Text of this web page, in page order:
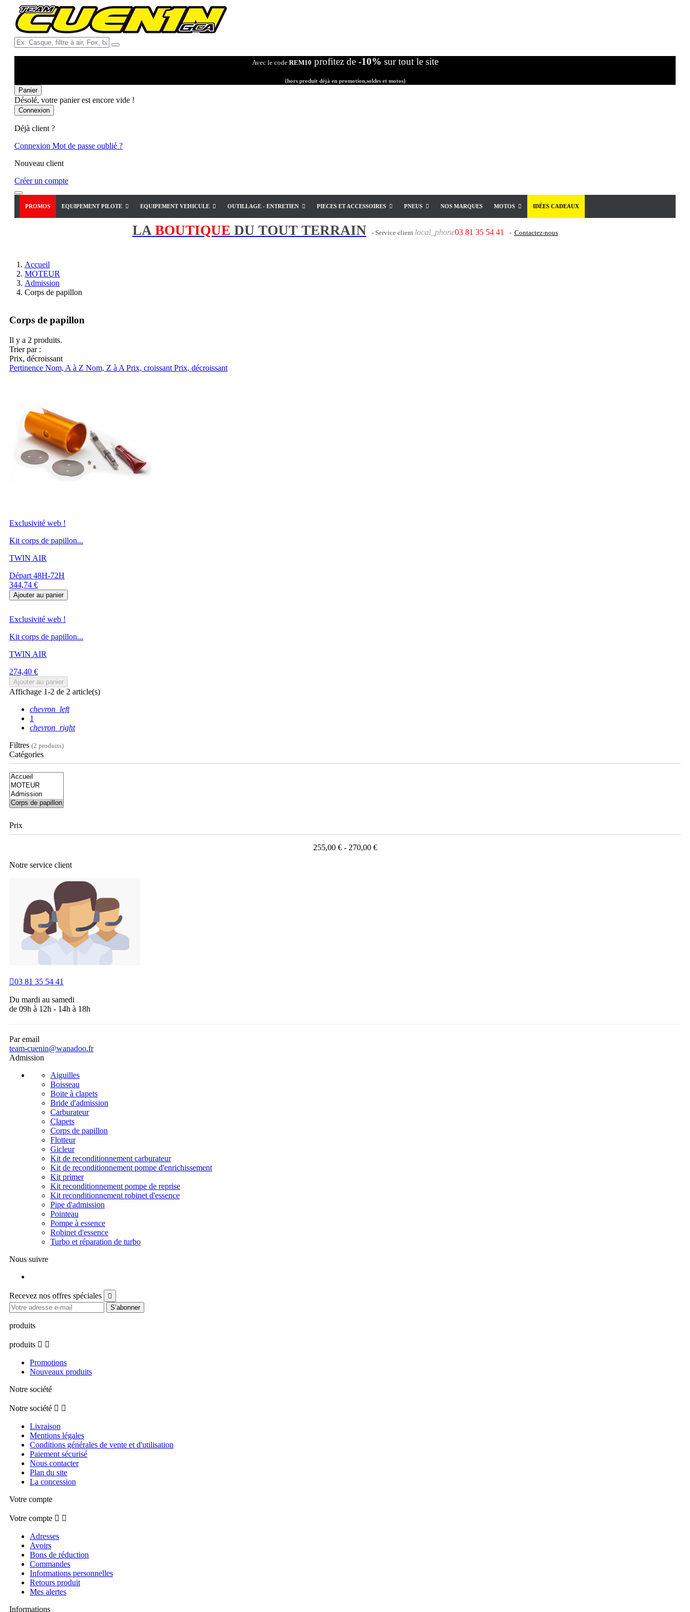
Ex:
Casque,
Fox,
...
Avec le code REM10 profitez de -10% sur tout le site
(hors produit déjà en promotion,soldes et motos)
Panier
Désolé, votre panier est encore vide !
Connexion
Déjà client ?
Connexion Mot de passe oublié ?
Nouveau client
Créer un compte
PROMOS EQUIPEMENT PILOTE EQUIPEMENT VEHICULE OUTILLAGE - ENTRETIEN PIECES ET ACCESSOIRES PNEUS NOS MARQUES MOTOS IDÉES CADEAUX
LABOUTIQUE DU TOUT TERRAIN - Service client local_phone03 81 35 54 41 - Contactez-nous
Accueil
MOTEUR
Admission
Corps de papillon
Corps de papillon
Il y a 2 produits.
Trier par :
Prix, décroissant
Pertinence Nom, A à Z Nom, Z à A Prix, croissant Prix, décroissant
Exclusivité web !
Kit corps de papillon...
TWIN AIR
Départ 48H-72H
Prix
344,74 €
Ajouter au panier
Exclusivité web !
Kit corps de papillon...
TWIN AIR
Prix
274,40 €
Ajouter au panier
Affichage 1-2 de 2 article(s)
chevron_left
1
chevron_right
Filtres (2 produits)
Catégories
Prix
255,00 € - 270,00 €
Notre service client
03 81 35 54 41
Du mardi au samedi
de 09h à 12h - 14h à 18h
Par email
team-cuenin@wanadoo.fr
Admission
Aiguilles
Boisseau
Boite à clapets
Bride d'admission
Carburateur
Clapets
Corps de papillon
Flotteur
Gicleur
Kit de reconditionnement carburateur
Kit de reconditionnement pompe d'enrichissement
Kit primer
Kit reconditionnement pompe de reprise
Kit reconditionnement robinet d'essence
Pipe d'admission
Pointeau
Pompe à essence
Robinet d'essence
Turbo et réparation de turbo
Nous suivre
Recevez nos offres spéciales 
produits
produits  
Promotions
Nouveaux produits
Notre société
Notre société  
Livraison
Mentions légales
Conditions générales de vente et d'utilisation
Paiement sécurisé
Nous contacter
Plan du site
La concession
Votre compte
Votre compte  
Adresses
Avoirs
Bons de réduction
Commandes
Informations personnelles
Retours produit
Mes alertes
Informations